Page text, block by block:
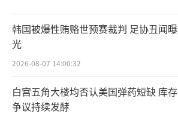
韩国被爆性贿赂世预赛裁判 足协丑闻曝
光
2026-08-07 14:00:32
白宫五角大楼均否认美国弹药短缺 库存
争议持续发酵